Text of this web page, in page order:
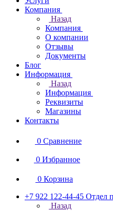
Компания
Назад
Компания
О компании
Отзывы
Документы
Блог
Информация
Назад
Информация
Реквизиты
Магазины
Контакты
0 Сравнение
0 Избранное
0 Корзина
+7 922 122-44-45 Отдел
Назад